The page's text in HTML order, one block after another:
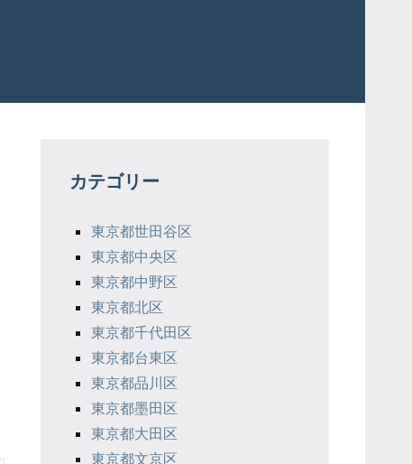
カテゴリー
東京都世田谷区
東京都中央区
東京都中野区
東京都北区
東京都千代田区
東京都台東区
東京都品川区
東京都墨田区
東京都大田区
東京都文京区